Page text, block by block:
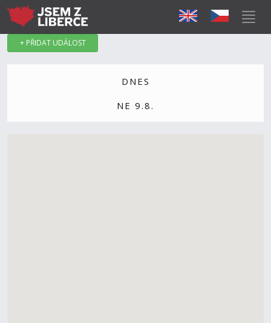
+ PŘIDAT UDÁLOST
DNES
NE 9.8.